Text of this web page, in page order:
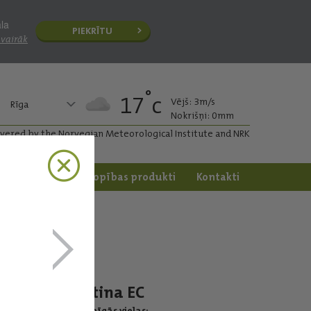
PIEKRĪTU
Rīga 17°c
Vējš: 3m/s
Nokrišņi: 0mm
by the Norvegian Meteorological Institute and NRK
Dārzkopības produkti Kontakti
Artina EC